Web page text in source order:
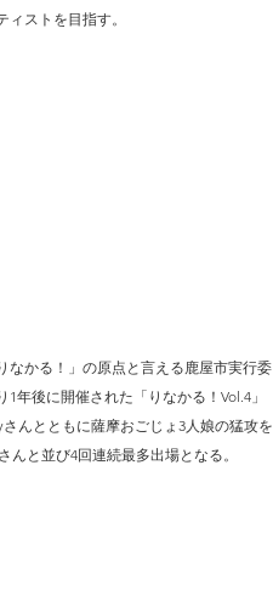
ストを目指す。
なかる！」の原点と言える鹿屋市実行委
年後に開催された「りなかる！Vol.4」
んとともに薩摩おごじょ3人娘の猛攻を
と並び4回連続最多出場となる。